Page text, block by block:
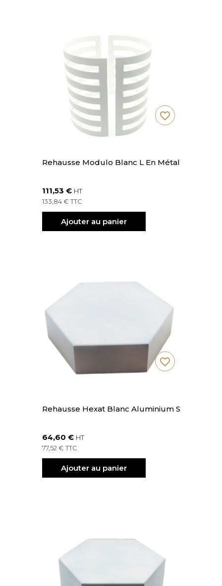
Rehausse Modulo Blanc L En Métal
111,53 € HT
133,84 € TTC
Ajouter au panier
favorite_border
Rehausse Hexat Blanc Aluminium S
64,60 € HT
77,52 € TTC
Ajouter au panier
favorite_border